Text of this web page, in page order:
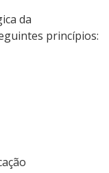
da
princípios: